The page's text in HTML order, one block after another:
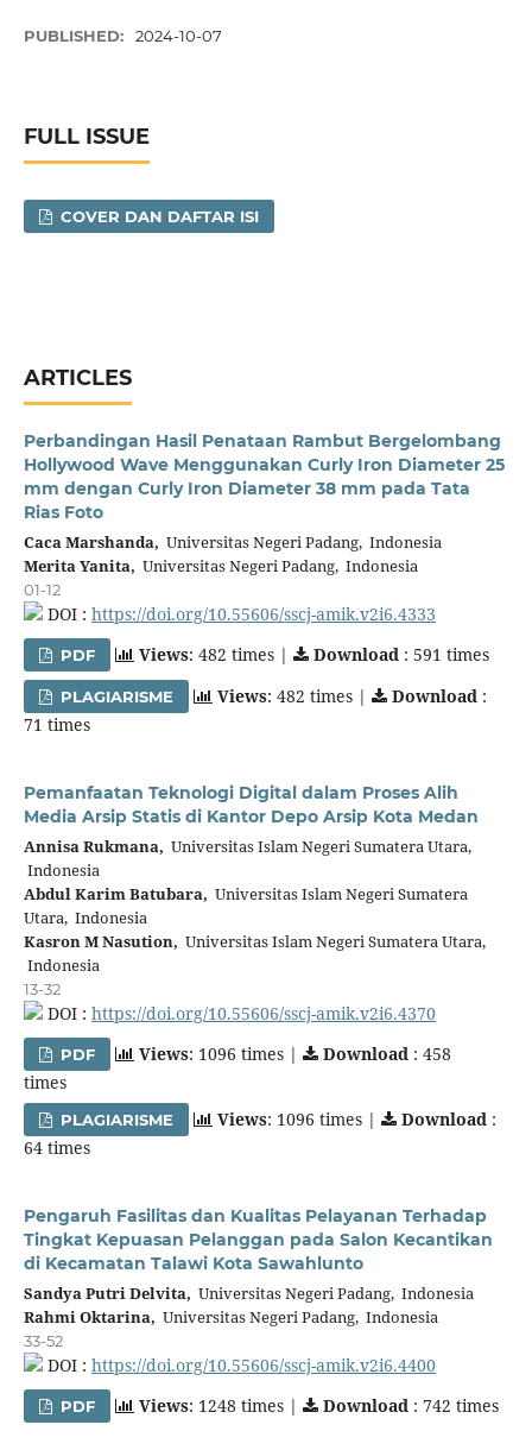
PUBLISHED: 2024-10-07
FULL ISSUE
COVER DAN DAFTAR ISI
ARTICLES
Perbandingan Hasil Penataan Rambut Bergelombang
Hollywood Wave Menggunakan Curly Iron Diameter 25
mm dengan Curly Iron Diameter 38 mm pada Tata
Rias Foto
Caca Marshanda, Universitas Negeri Padang, Indonesia
Merita Yanita, Universitas Negeri Padang, Indonesia
01-12
DOI : https://doi.org/10.55606/sscj-amik.v2i6.4333
PDF Views: 482 times | Download : 591 times
PLAGIARISME Views: 482 times | Download :
71 times
Pemanfaatan Teknologi Digital dalam Proses Alih
Media Arsip Statis di Kantor Depo Arsip Kota Medan
Annisa Rukmana, Universitas Islam Negeri Sumatera Utara,
Indonesia
Abdul Karim Batubara, Universitas Islam Negeri Sumatera
Utara, Indonesia
Kasron M Nasution, Universitas Islam Negeri Sumatera Utara,
Indonesia
13-32
DOI : https://doi.org/10.55606/sscj-amik.v2i6.4370
PDF Views: 1096 times | Download : 458
times
PLAGIARISME Views: 1096 times | Download :
64 times
Pengaruh Fasilitas dan Kualitas Pelayanan Terhadap
Tingkat Kepuasan Pelanggan pada Salon Kecantikan
di Kecamatan Talawi Kota Sawahlunto
Sandya Putri Delvita, Universitas Negeri Padang, Indonesia
Rahmi Oktarina, Universitas Negeri Padang, Indonesia
33-52
DOI : https://doi.org/10.55606/sscj-amik.v2i6.4400
PDF Views: 1248 times | Download : 742 times